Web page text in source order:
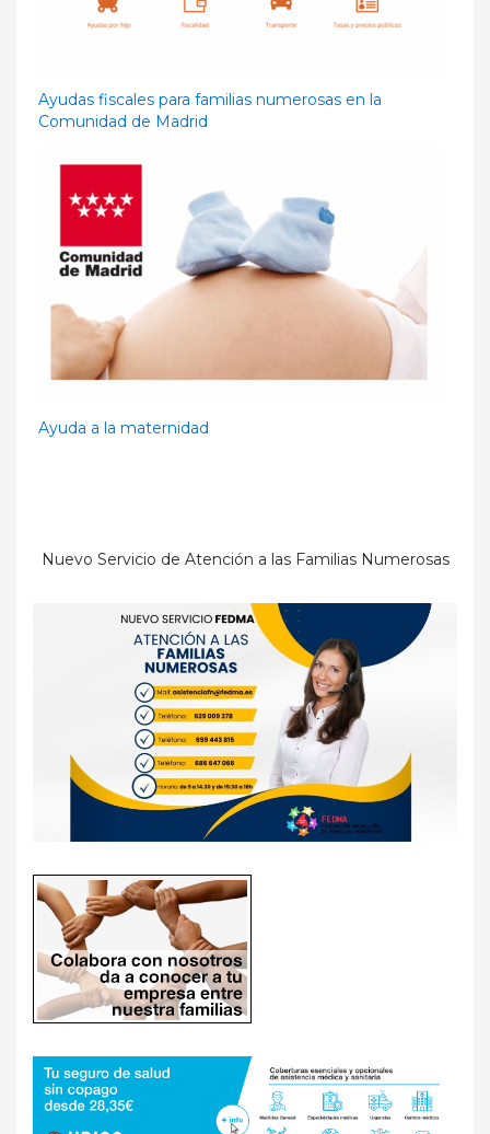
Ayudas fiscales para familias numerosas en la
Comunidad de Madrid
Ayuda a la maternidad
Nuevo Servicio de Atención a las Familias Numerosas